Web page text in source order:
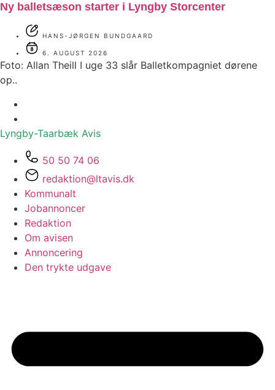
Ny balletsæson starter i Lyngby Storcenter
HANS-JØRGEN BUNDGAARD
6. AUGUST 2026
Foto: Allan Theill I uge 33 slår Balletkompagniet dørene
op..
Lyngby-Taarbæk Avis
50 50 74 06
redaktion@ltavis.dk
Kommunalt
Jobannoncer
Redaktion
Om avisen
Annoncering
Den trykte udgave